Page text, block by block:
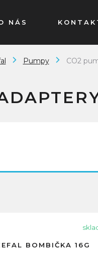
NÁS
Pumpy CO2
BOMBIČKA 16G